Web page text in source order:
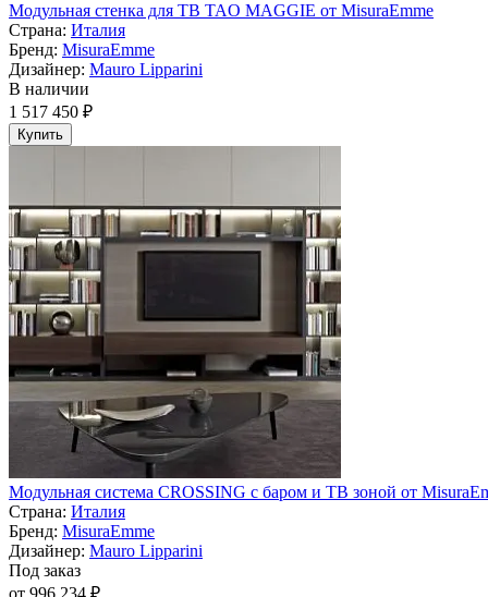
Модульная стенка для ТВ TAO MAGGIE от MisuraEmme
Страна: Италия
Бренд: MisuraEmme
Дизайнер: Mauro Lipparini
В наличии
1 517 450 ₽
Купить
Модульная система CROSSING с баром и ТВ зоной от
Страна: Италия
Бренд: MisuraEmme
Дизайнер: Mauro Lipparini
Под заказ